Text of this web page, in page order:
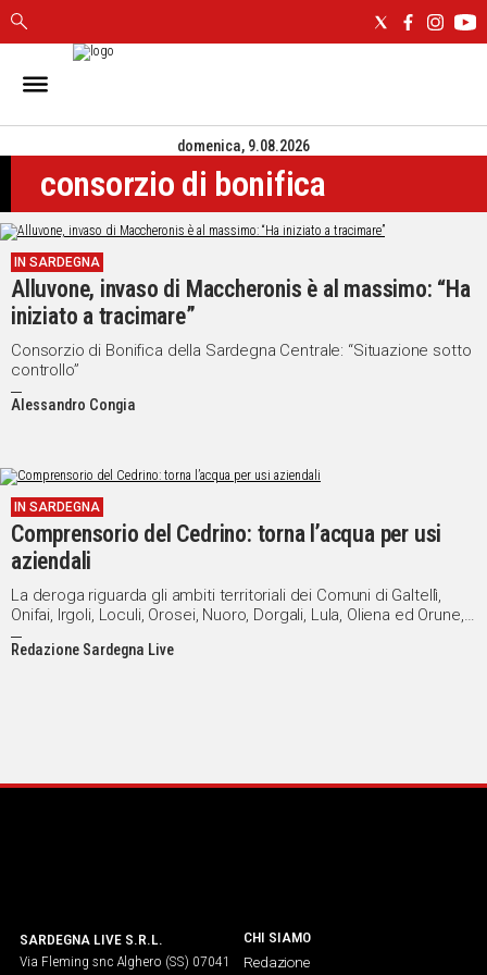
IN
CAGLIARI
SASSARI
NUORO
ORISTANO
SULCIS
GALLURA
OGLIASTRA
MEDIO
CAMPIDANO
POLITICA
IN
ITALIA
NEL
MONDO
SPORT
EVENTI
WHATSAPP
domenica, 9.08.2026
consorzio di bonifica
IN SARDEGNA
Alluvone, invaso di Maccheronis è al massimo: “Ha
iniziato a tracimare”
Consorzio di Bonifica della Sardegna Centrale: “Situazione sotto
controllo”
Alessandro Congia
IN SARDEGNA
Comprensorio del Cedrino: torna l’acqua per usi
aziendali
La deroga riguarda gli ambiti territoriali dei Comuni di Galtellì,
Onifai, Irgoli, Loculi, Orosei, Nuoro, Dorgali, Lula, Oliena ed Orune,
alimentati dall’invaso di Pedra e Othoni.
Redazione Sardegna Live
SARDEGNA LIVE S.R.L.
Via Fleming snc Alghero (SS) 07041
CHI SIAMO
Redazione